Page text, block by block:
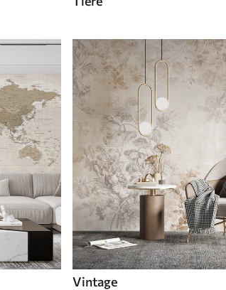
Vintage